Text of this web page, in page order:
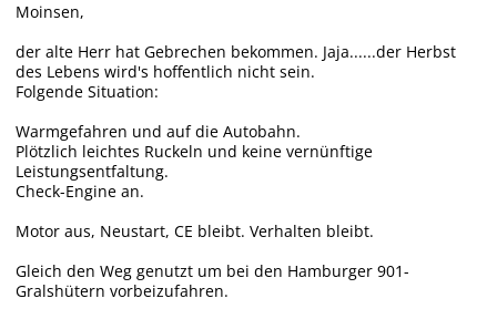
Moinsen,
der alte Herr hat Gebrechen bekommen. Jaja......der Herbst
des Lebens wird's hoffentlich nicht sein.
Folgende Situation:
Warmgefahren und auf die Autobahn.
Plötzlich leichtes Ruckeln und keine vernünftige
Leistungsentfaltung.
Check-Engine an.
Motor aus, Neustart, CE bleibt. Verhalten bleibt.
Gleich den Weg genutzt um bei den Hamburger 901-
Gralshütern vorbeizufahren.